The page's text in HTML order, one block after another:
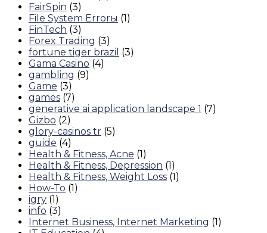
FairSpin (3)
File System Errorы (1)
FinTech (3)
Forex Trading (3)
fortune tiger brazil (3)
Gama Casino (4)
gambling (9)
Game (3)
games (7)
generative ai application landscape 1 (7)
Gizbo (2)
glory-casinos tr (5)
guide (4)
Health & Fitness, Acne (1)
Health & Fitness, Depression (1)
Health & Fitness, Weight Loss (1)
How-To (1)
igry (1)
info (3)
Internet Business, Internet Marketing (1)